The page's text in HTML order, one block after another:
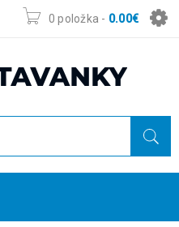
0 položka - 0.00€